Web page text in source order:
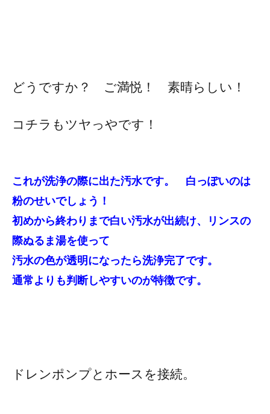
どうですか？ ご満悦！ 素晴らしい！
コチラもツヤっやです！
これが洗浄の際に出た汚水です。 白っぽいのは
粉のせいでしょう！
初めから終わりまで白い汚水が出続け、リンスの
際ぬるま湯を使って
汚水の色が透明になったら洗浄完了です。
通常よりも判断しやすいのが特徴です。
ドレンポンプとホースを接続。